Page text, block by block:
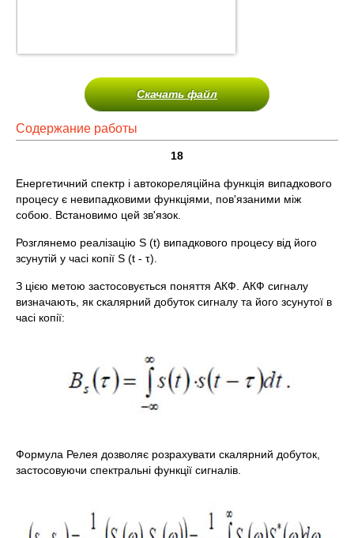
Скачать файл
Содержание работы
18
Енергетичний спектр і автокореляційна функція випадкового
процесу є невипадковими функціями, пов'язаними між
собою. Встановимо цей зв'язок.
Розглянемо реалізацію S (t) випадкового процесу від його
зсунутій у часі копії S (t - τ).
З цією метою застосовується поняття АКФ. АКФ сигналу
визначають, як скалярний добуток сигналу та його зсунутої в
часі копії:
Формула Релея дозволяє розрахувати скалярний добуток,
застосовуючи спектральні функції сигналів.